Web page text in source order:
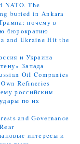
NATO. The
buried in Ankara
почему в
бюрократию
and Ukraine Hit the
и Украина
Запада
Oil Companies
Refineries
российским
по их
and Governance
интересы и